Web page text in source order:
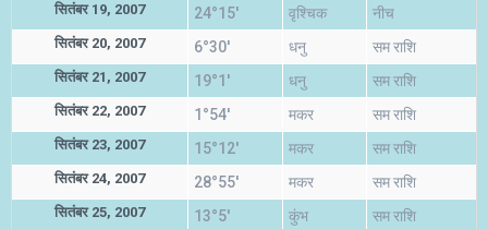
सितंबर 19, 2007 24°15' वृश्चिक नीच
सितंबर 20, 2007 6°30' धनु सम राशि
सितंबर 21, 2007 19°1' धनु सम राशि
सितंबर 22, 2007 1°54' मकर सम राशि
सितंबर 23, 2007 15°12' मकर सम राशि
सितंबर 24, 2007 28°55' मकर सम राशि
सितंबर 25, 2007 13°5' कुंभ सम राशि